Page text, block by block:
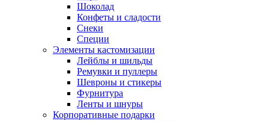
Шоколад
Конфеты и сладости
Снеки
Специи
Элементы кастомизации
Лейблы и шильды
Ремувки и пуллеры
Шевроны и стикеры
Фурнитура
Ленты и шнуры
Корпоративные подарки